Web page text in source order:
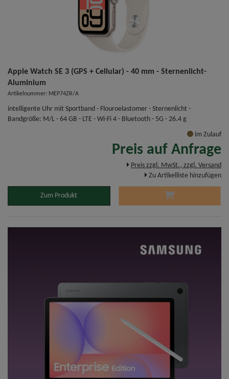
Apple Watch SE 3 (GPS + Cellular) - 40 mm - Sternenlicht-
Aluminium
Artikelnummer: MEP74ZR/A
intelligente Uhr mit Sportband - Flouroelastomer - Sternenlicht -
Bandgröße: M/L - 64 GB - LTE - Wi-Fi 4 - Bluetooth - 5G - 26.4 g
im Zulauf
Preis auf Anfrage
Preis zzgl. MwSt., zzgl. Versand
Zu Artikelliste hinzufügen
Zum Produkt